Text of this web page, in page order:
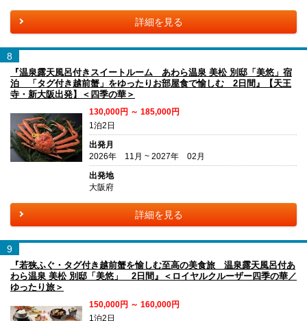
詳細を見る
8
『温泉露天風呂付きスイートルーム あわら温泉 美松 別邸「美悠」宿
泊 「タグ付き越前蟹」をゆったりお部屋食で愉しむ 2日間』【天王
寺・新大阪出発】＜四季の華＞
130,000円 ～ 185,000円
1泊2日
出発月
2026年 11月 ~ 2027年 02月
出発地
大阪府
詳細を見る
9
『若狭ふぐ・タグ付き越前蟹を愉しむ至高の美食旅 温泉露天風呂付あ
わら温泉 美松 別邸「美悠」 2日間』＜ロイヤルクルーザー四季の華／
ゆったり旅＞
150,000円 ～ 160,000円
1泊2日